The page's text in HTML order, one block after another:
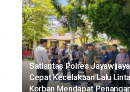
Satlantas Polres
Cepat Kecelakaan Lalu
Korban Mendapat